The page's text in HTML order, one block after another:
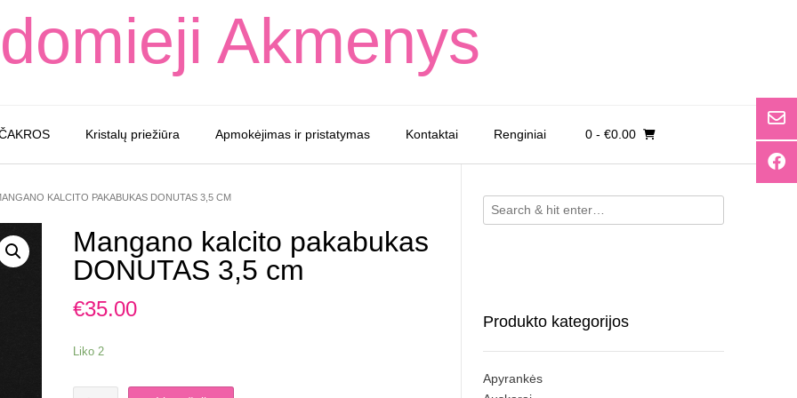
Akmenys
Kristalų priežiūra Apmokėjimas ir pristatymas Kontaktai Renginiai 0- €0.00
KALCITO PAKABUKAS DONUTAS 3,5 CM
Mangano kalcito pakabukas
DONUTAS 3,5 cm
€35.00
Liko 2
Produkto kategorijos
Apyrankės